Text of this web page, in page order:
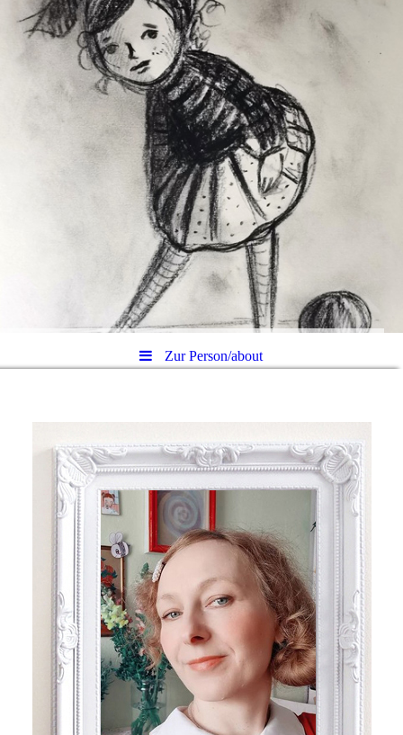
Zur Person/about